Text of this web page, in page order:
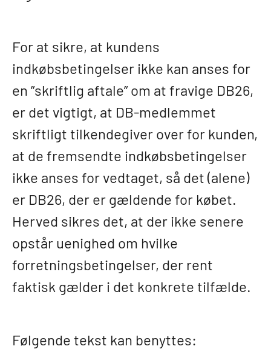
For at sikre, at kundens
indkøbsbetingelser ikke kan anses for
en ”skriftlig aftale” om at fravige DB26,
er det vigtigt, at DB-medlemmet
skriftligt tilkendegiver over for kunden,
at de fremsendte indkøbsbetingelser
ikke anses for vedtaget, så det (alene)
er DB26, der er gældende for købet.
Herved sikres det, at der ikke senere
opstår uenighed om hvilke
forretningsbetingelser, der rent
faktisk gælder i det konkrete tilfælde.
Følgende tekst kan benyttes: